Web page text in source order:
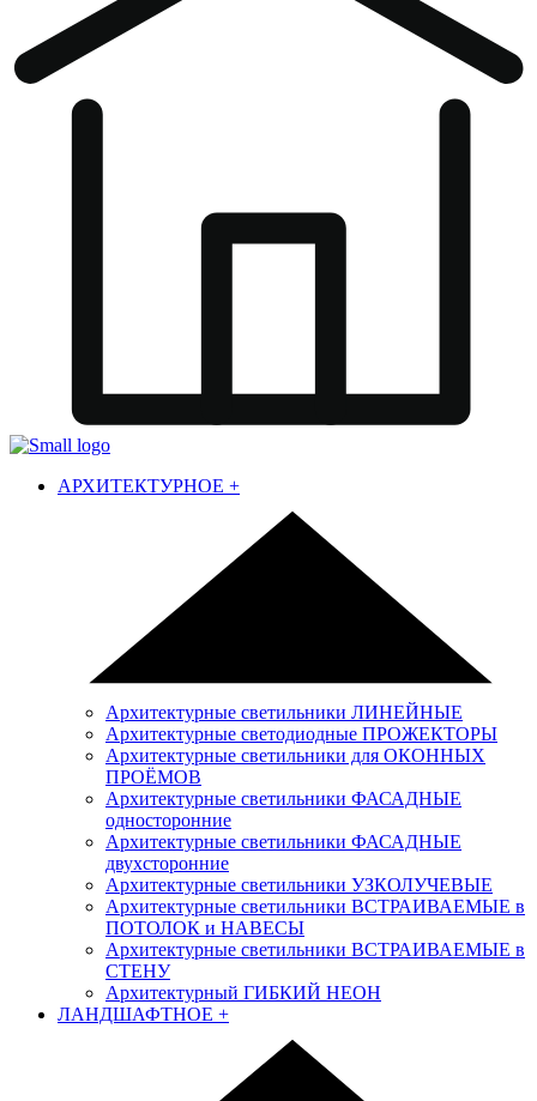
АРХИТЕКТУРНОЕ +
Архитектурные светильники ЛИНЕЙНЫЕ
Архитектурные светодиодные ПРОЖЕКТОРЫ
Архитектурные светильники для ОКОННЫХ
ПРОЁМОВ
Архитектурные светильники ФАСАДНЫЕ
односторонние
Архитектурные светильники ФАСАДНЫЕ
двухсторонние
Архитектурные светильники УЗКОЛУЧЕВЫЕ
Архитектурные светильники ВСТРАИВАЕМЫЕ в
ПОТОЛОК и НАВЕСЫ
Архитектурные светильники ВСТРАИВАЕМЫЕ в
СТЕНУ
Архитектурный ГИБКИЙ НЕОН
ЛАНДШАФТНОЕ +